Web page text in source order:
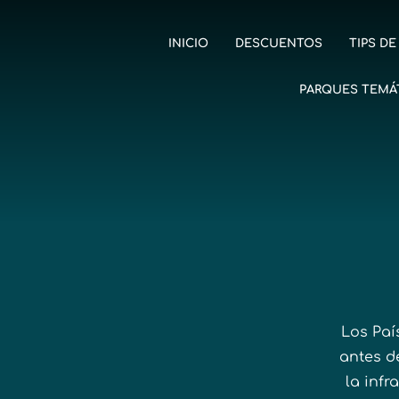
INICIO DESCUENTOS TIPS
PARQUES
Los
antes
la